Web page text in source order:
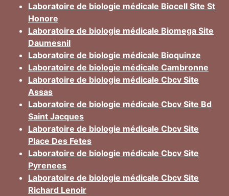
Laboratoire de biologie médicale Biocell Site St
Honore
Laboratoire de biologie médicale Biomega Site
Daumesnil
Laboratoire de biologie médicale Bioquinze
Laboratoire de biologie médicale Cambronne
Laboratoire de biologie médicale Cbcv Site
Assas
Laboratoire de biologie médicale Cbcv Site Bd
Saint Jacques
Laboratoire de biologie médicale Cbcv Site
Place Des Fetes
Laboratoire de biologie médicale Cbcv Site
Pyrenees
Laboratoire de biologie médicale Cbcv Site
Richard Lenoir